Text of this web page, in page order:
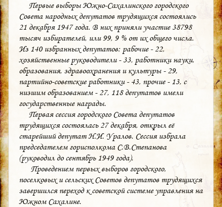
Первые выборы Южно-Сахалинского городского
Совета народных депутатов трудящихся состоялись
21 декабря 1947 года. В них приняли участие 38798
тысяч избирателей, или 99, 9 % от их общего числа.
Из 140 избранных депутатов: рабочие - 22,
хозяйственные руководители - 33, работники науки,
образования, здравоохранения и культуры - 29,
партийно-советские работники - 43, прочие - 13, с
низшим образованием - 27, 118 депутатов имели
государственные награды.
Первая сессия городского Совета депутатов
трудящихся состоялась 27 декабря, открыл её
старейший депутат Н.И. Уралов. Сессия избрала
председателем горисполкома С.В.Степанова
(руководил до сентябрь 1949 года).
Проведением первых выборов городского,
поселковых и сельских Советов депутатов трудящихся
завершился переход к советской системе управления на
Южном Сахалине.